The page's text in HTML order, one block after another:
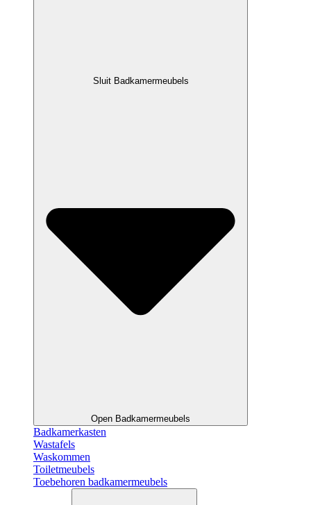
Sluit Badkamermeubels
Open Badkamermeubels
Badkamerkasten
Wastafels
Waskommen
Toiletmeubels
Toebehoren badkamermeubels